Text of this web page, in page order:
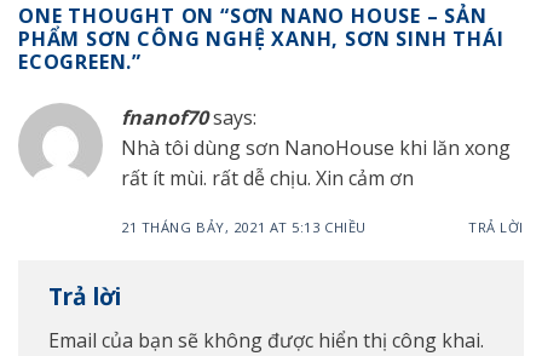
ONE THOUGHT ON “SƠN NANO HOUSE – SẢN
PHẨM SƠN CÔNG NGHỆ XANH, SƠN SINH THÁI
ECOGREEN.”
fnanof70says:
Nhà tôi dùng sơn NanoHouse khi lăn xong
rất ít mùi. rất dễ chịu. Xin cảm ơn
21 THÁNG BẢY, 2021 AT 5:13 CHIỀU TRẢ LỜI
Trả lời
Email của bạn sẽ không được hiển thị công khai.